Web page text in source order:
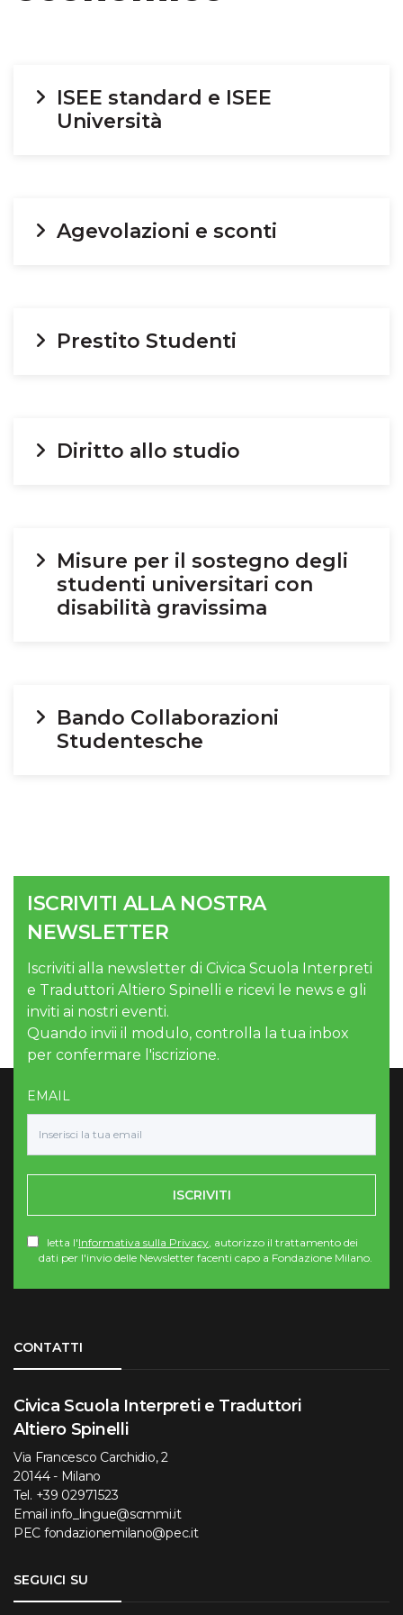
ISEE standard e ISEE
Università
Agevolazioni e sconti
Prestito Studenti
Diritto allo studio
Misure per il sostegno degli
studenti universitari con
disabilità gravissima
Bando Collaborazioni
Studentesche
ISCRIVITI ALLA NOSTRA
NEWSLETTER
Iscriviti alla newsletter di Civica Scuola Interpreti
e Traduttori Altiero Spinelli e ricevi le news e gli
inviti ai nostri eventi.
Quando invii il modulo, controlla la tua inbox
per confermare l'iscrizione.
EMAIL
ISCRIVITI
letta l'Informativa sulla Privacy, autorizzo il trattamento dei
dati per l'invio delle Newsletter facenti capo a Fondazione Milano.
CONTATTI
Civica Scuola Interpreti e Traduttori
Altiero Spinelli
Via Francesco Carchidio, 2
20144 - Milano
Tel. +39 02971523
Email info_lingue@scmmi.it
PEC fondazionemilano@pec.it
SEGUICI SU